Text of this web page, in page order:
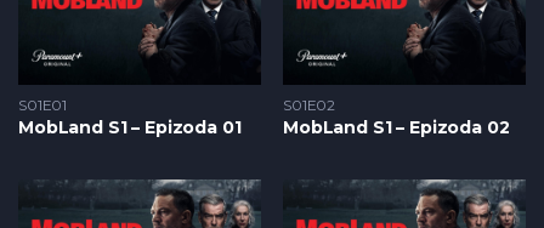
S01E01
MobLand S1 – Epizoda 01
S01E02
MobLand S1 – Epizoda 02